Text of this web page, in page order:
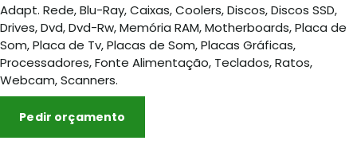
Adapt. Rede, Blu-Ray, Caixas, Coolers, Discos, Discos SSD,
Drives, Dvd, Dvd-Rw, Memória RAM, Motherboards, Placa de
Som, Placa de Tv, Placas de Som, Placas Gráficas,
Processadores, Fonte Alimentação, Teclados, Ratos,
Webcam, Scanners.
Pedir orçamento